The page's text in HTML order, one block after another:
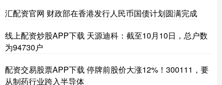
汇配资官网 财政部在香港发行人民币国债计划圆满完成
线上配资炒股APP下载 天源迪科：截至10月10日，总户数
为94730户
配资交易股票APP下载 停牌前股价大涨12%！300111，要
从制药行业跨入半导体